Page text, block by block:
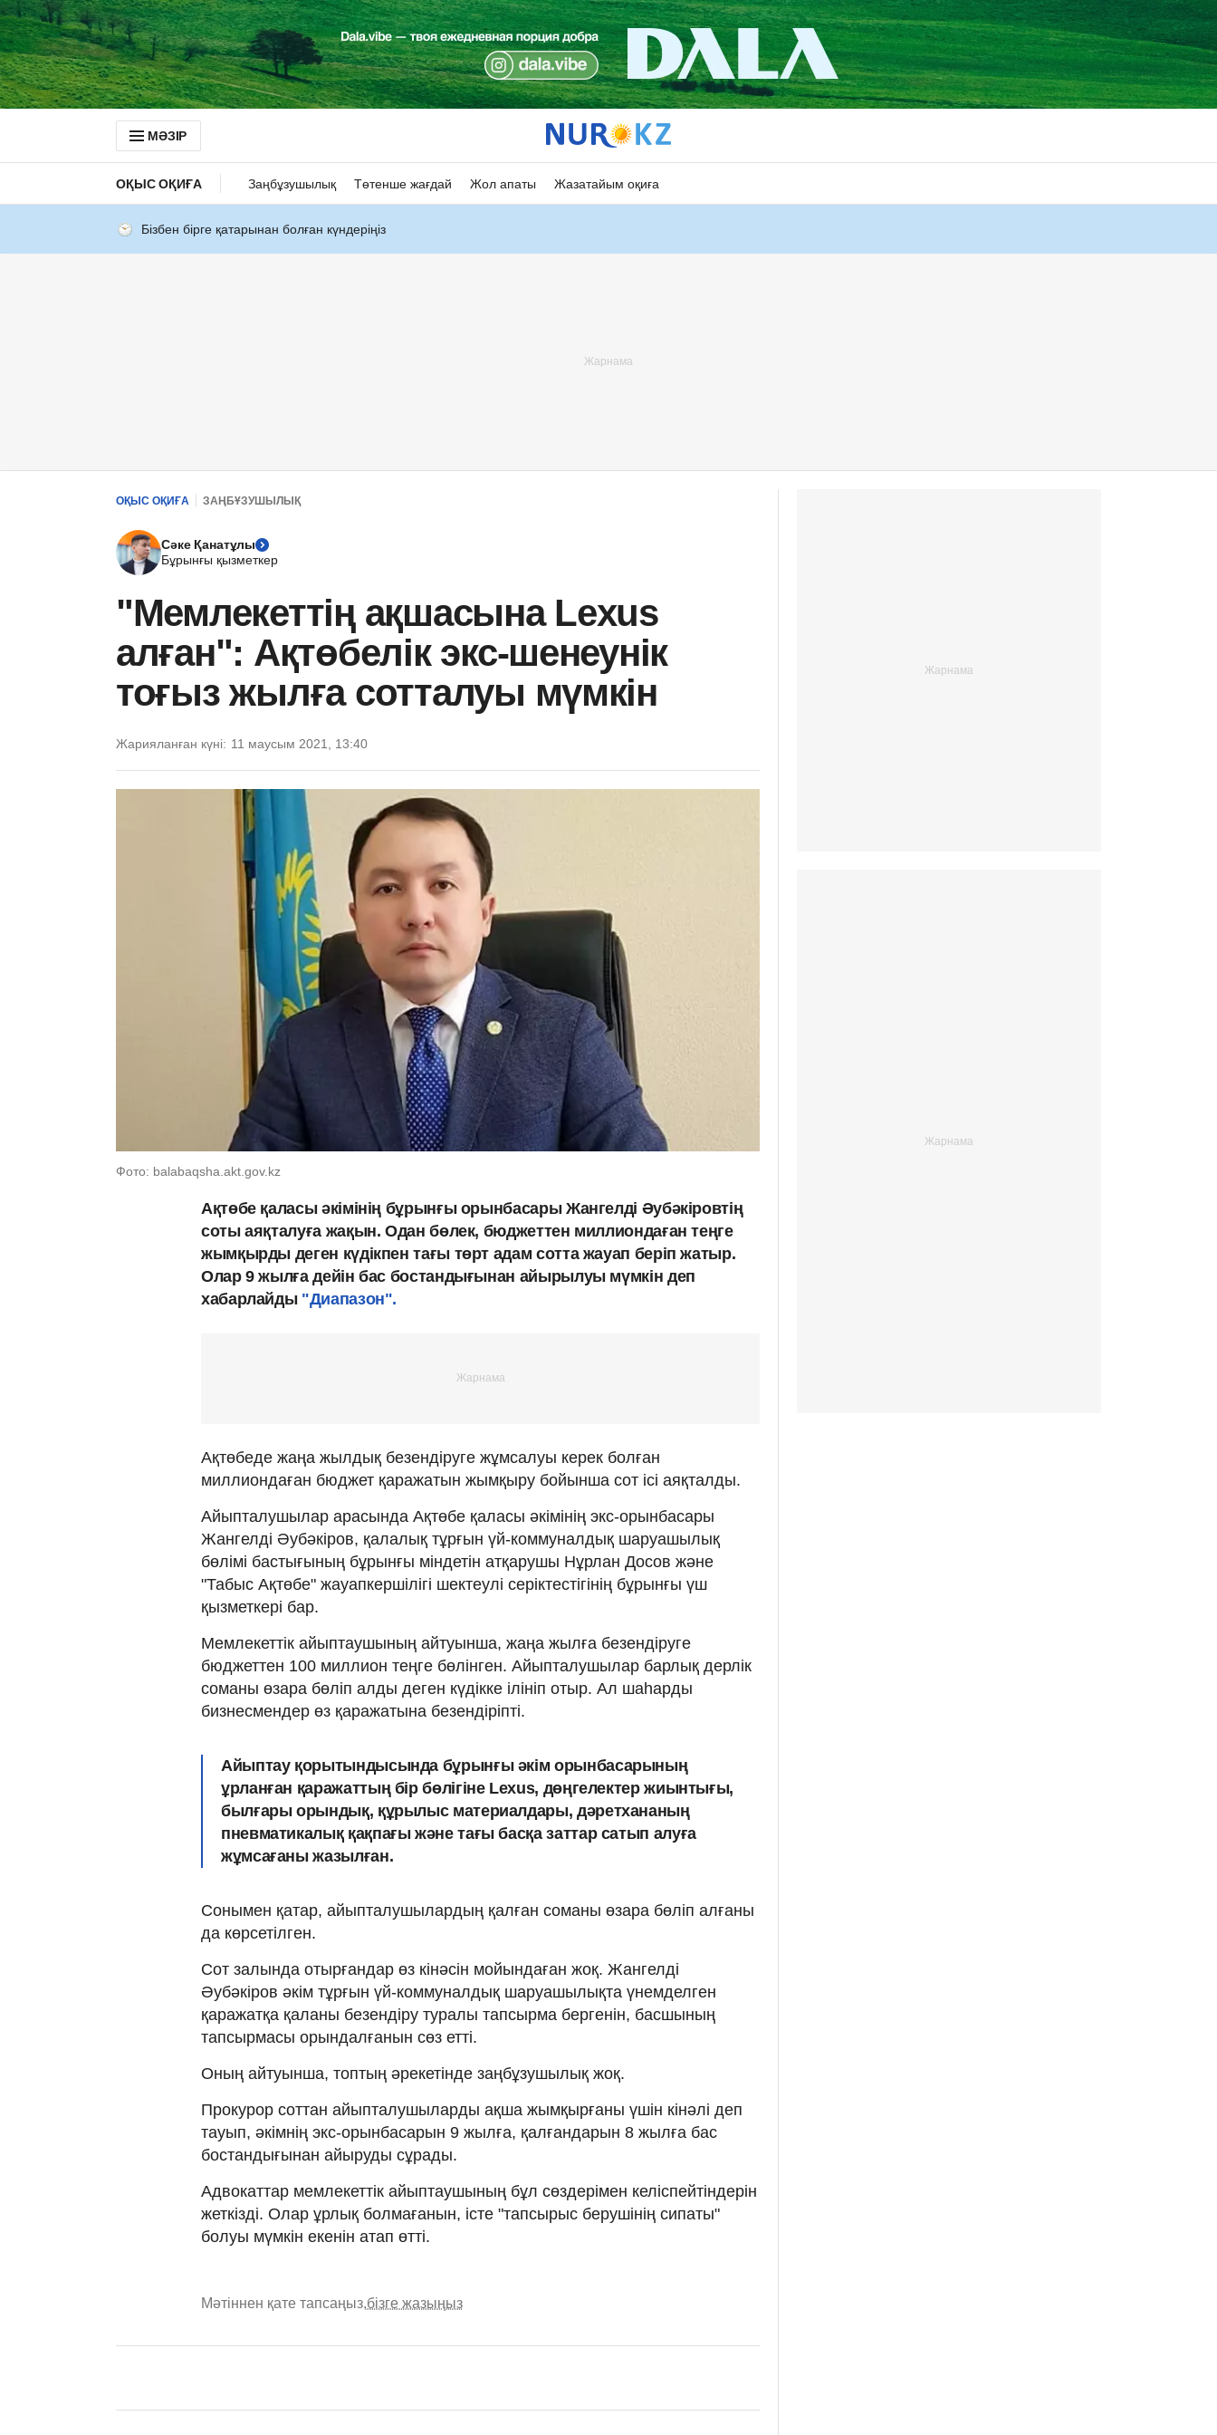
МӘЗІР
ОҚЫС ОҚИҒА Заңбұзушылық Төтенше жағдай Жол апаты Жазатайым оқиға
Бізбен бірге қатарынан болған күндеріңіз
ОҚЫС ОҚИҒА ЗАҢБҰЗУШЫЛЫҚ
Сәке Қанатұлы
Бұрынғы қызметкер
"Мемлекеттің ақшасына Lexus
алған": Ақтөбелік экс-шенеунік
тоғыз жылға сотталуы мүмкін
Жарияланған күні: 11 маусым 2021, 13:40
Фото: balabaqsha.akt.gov.kz
Ақтөбе қаласы әкімінің бұрынғы орынбасары Жангелді Әубәкіровтің
соты аяқталуға жақын. Одан бөлек, бюджеттен миллиондаған теңге
жымқырды деген күдікпен тағы төрт адам сотта жауап беріп жатыр.
Олар 9 жылға дейін бас бостандығынан айырылуы мүмкін деп
хабарлайды "Диапазон".
Ақтөбеде жаңа жылдық безендіруге жұмсалуы керек болған
миллиондаған бюджет қаражатын жымқыру бойынша сот ісі аяқталды.
Айыпталушылар арасында Ақтөбе қаласы әкімінің экс-орынбасары
Жангелді Әубәкіров, қалалық тұрғын үй-коммуналдық шаруашылық
бөлімі бастығының бұрынғы міндетін атқарушы Нұрлан Досов және
"Табыс Ақтөбе" жауапкершілігі шектеулі серіктестігінің бұрынғы үш
қызметкері бар.
Мемлекеттік айыптаушының айтуынша, жаңа жылға безендіруге
бюджеттен 100 миллион теңге бөлінген. Айыпталушылар барлық дерлік
соманы өзара бөліп алды деген күдікке ілініп отыр. Ал шаһарды
бизнесмендер өз қаражатына безендіріпті.
Айыптау қорытындысында бұрынғы әкім орынбасарының
ұрланған қаражаттың бір бөлігіне Lexus, дөңгелектер жиынтығы,
былғары орындық, құрылыс материалдары, дәретхананың
пневматикалық қақпағы және тағы басқа заттар сатып алуға
жұмсағаны жазылған.
Сонымен қатар, айыпталушылардың қалған соманы өзара бөліп алғаны
да көрсетілген.
Сот залында отырғандар өз кінәсін мойындаған жоқ. Жангелді
Әубәкіров әкім тұрғын үй-коммуналдық шаруашылықта үнемделген
қаражатқа қаланы безендіру туралы тапсырма бергенін, басшының
тапсырмасы орындалғанын сөз етті.
Оның айтуынша, топтың әрекетінде заңбұзушылық жоқ.
Прокурор соттан айыпталушыларды ақша жымқырғаны үшін кінәлі деп
тауып, әкімнің экс-орынбасарын 9 жылға, қалғандарын 8 жылға бас
бостандығынан айыруды сұрады.
Адвокаттар мемлекеттік айыптаушының бұл сөздерімен келіспейтіндерін
жеткізді. Олар ұрлық болмағанын, істе "тапсырыс берушінің сипаты"
болуы мүмкін екенін атап өтті.
Мәтіннен қате тапсаңыз,бізге жазыңыз